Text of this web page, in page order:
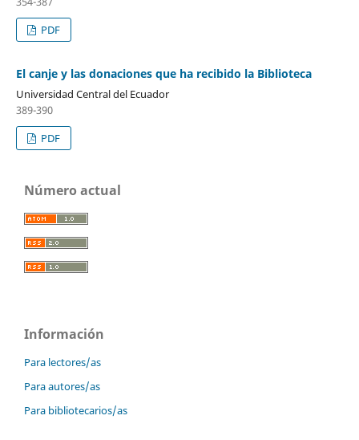
PDF
El canje y las donaciones que ha recibido la Biblioteca
Universidad Central del Ecuador
389-390
PDF
Número actual
Información
Para lectores/as
Para autores/as
Para bibliotecarios/as